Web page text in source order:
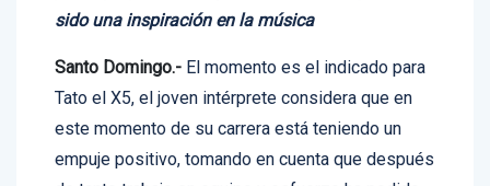
privilegió poder trabajar con un artista que ha
Santo Domingo.-El momento es el indicado para
Tato el X5, el joven intérprete considera que en
este momento de su carrera está teniendo un